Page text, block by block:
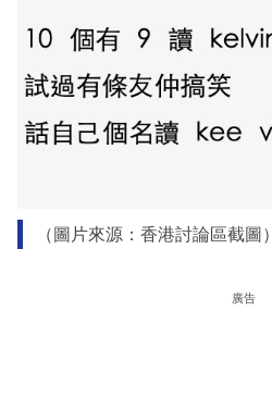
（圖片來源：香港討論區截圖）
廣告